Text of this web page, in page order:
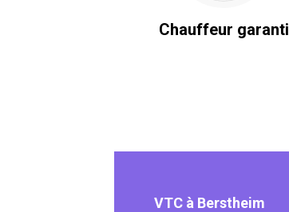
Chauffeur garanti
VTC à Berstheim